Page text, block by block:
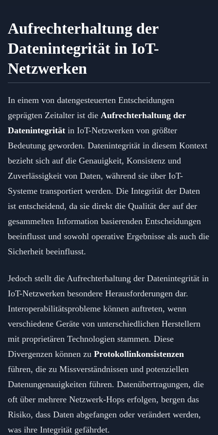
Aufrechterhaltung der
Datenintegrität in IoT-
Netzwerken
In einem von datengesteuerten Entscheidungen
geprägten Zeitalter ist die Aufrechterhaltung der
Datenintegrität in IoT-Netzwerken von größter
Bedeutung geworden. Datenintegrität in diesem Kontext
bezieht sich auf die Genauigkeit, Konsistenz und
Zuverlässigkeit von Daten, während sie über IoT-
Systeme transportiert werden. Die Integrität der Daten
ist entscheidend, da sie direkt die Qualität der auf der
gesammelten Information basierenden Entscheidungen
beeinflusst und sowohl operative Ergebnisse als auch die
Sicherheit beeinflusst.
Jedoch stellt die Aufrechterhaltung der Datenintegrität in
IoT-Netzwerken besondere Herausforderungen dar.
Interoperabilitätsprobleme können auftreten, wenn
verschiedene Geräte von unterschiedlichen Herstellern
mit proprietären Technologien stammen. Diese
Divergenzen können zu Protokollinkonsistenzen
führen, die zu Missverständnissen und potenziellen
Datenungenauigkeiten führen. Datenübertragungen, die
oft über mehrere Netzwerk-Hops erfolgen, bergen das
Risiko, dass Daten abgefangen oder verändert werden,
was ihre Integrität gefährdet.